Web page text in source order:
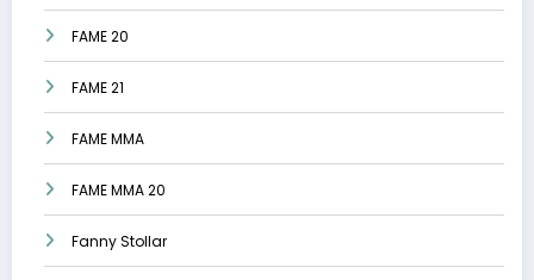
FAME 20
FAME 21
FAME MMA
FAME MMA 20
Fanny Stollar